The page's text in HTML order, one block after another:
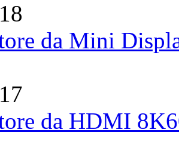
da Mini
da HDMI